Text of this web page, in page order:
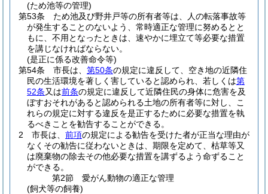
(ため池等の管理)
第53条
ため池及び野井戸等の所有者等は、人の転落事故等
が発生することのないよう、常時適正な管理に努めるとと
もに、不用となったときは、速やかに埋立て等必要な措置
を講じなければならない。
(是正に係る改善命令等)
第54条
市長は、 第50条の規定に違反して、空き地の近隣住
民の生活環境を著しく害していると認められ、若しくは第
52条又は前条の規定に違反して近隣住民の身体に危害を及
ぼすおそれがあると認められる土地の所有者等に対し、こ
れらの規定に対する違反を是正するために必要な措置を執
るべきことを勧告することができる。
2
市長は、 前項の規定による勧告を受けた者が正当な理由が
なくその勧告に従わないときは、期限を定めて、枯草等又
は廃棄物の除去その他必要な措置を講ずるよう命ずること
ができる。
第2節
愛がん動物の適正な管理
(飼犬等の飼養)